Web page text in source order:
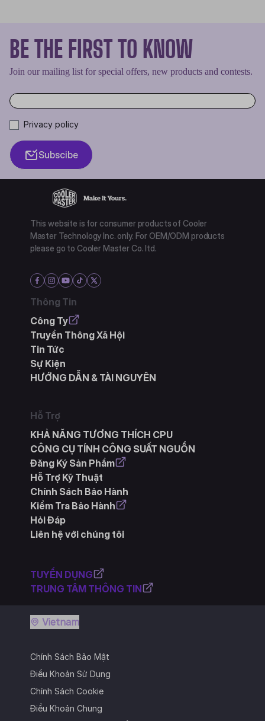
BE THE FIRST TO KNOW
Join our mailing list for special offers, new products and contests.
Privacy policy
Subscibe
This website is for consumer products of Cooler
Master Technology Inc. only. For OEM/ODM products
please go to Cooler Master Co. ltd.
Thông Tin
Công Ty
Truyền Thông Xã Hội
Tin Tức
Sự Kiện
HƯỚNG DẪN & TÀI NGUYÊN
Hỗ Trợ
KHẢ NĂNG TƯƠNG THÍCH CPU
CÔNG CỤ TÍNH CÔNG SUẤT NGUỒN
Đăng Ký Sản Phẩm
Hỗ Trợ Kỹ Thuật
Chính Sách Bảo Hành
Kiểm Tra Bảo Hành
Hỏi Đáp
Liên hệ với chúng tôi
TUYỂN DỤNG
TRUNG TÂM THÔNG TIN
Chính Sách Bảo Mật
Điều Khoản Sử Dụng
Chính Sách Cookie
Điều Khoản Chung
Vietnam